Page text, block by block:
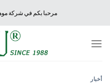
مرحبا بكم في شركة
أخبار